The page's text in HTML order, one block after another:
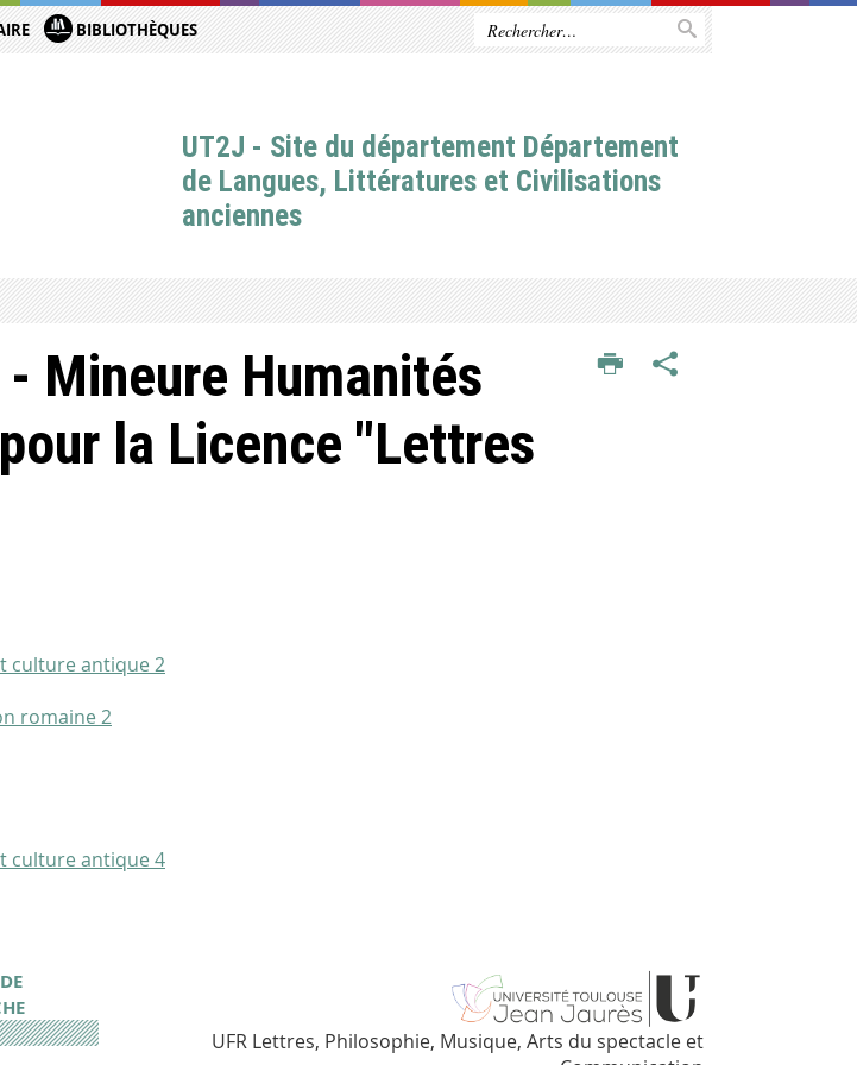
BIBLIOTHÈQUES
UT2J - Site du département Département
de Langues, Littératures et Civilisations
anciennes
Mineure Humanités
la Licence "Lettres
culture antique 2
romaine 2
culture antique 4
UFR Lettres, Philosophie, Musique, Arts du spectacle et